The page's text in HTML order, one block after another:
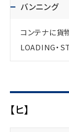
バンニング
コンテナに貨
LOADING・
【ヒ】